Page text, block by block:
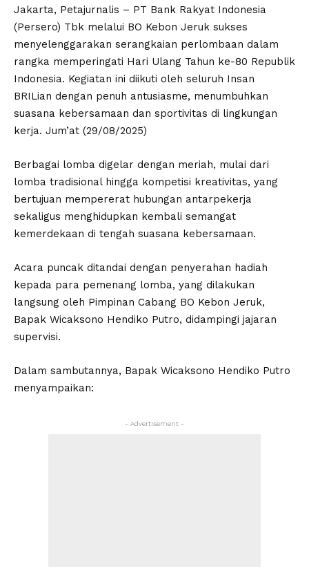
Jakarta, Petajurnalis – PT Bank Rakyat Indonesia
(Persero) Tbk melalui BO Kebon Jeruk sukses
menyelenggarakan serangkaian perlombaan dalam
rangka memperingati Hari Ulang Tahun ke-80 Republik
Indonesia. Kegiatan ini diikuti oleh seluruh Insan
BRILian dengan penuh antusiasme, menumbuhkan
suasana kebersamaan dan sportivitas di lingkungan
kerja. Jum’at (29/08/2025)
Berbagai lomba digelar dengan meriah, mulai dari
lomba tradisional hingga kompetisi kreativitas, yang
bertujuan mempererat hubungan antarpekerja
sekaligus menghidupkan kembali semangat
kemerdekaan di tengah suasana kebersamaan.
Acara puncak ditandai dengan penyerahan hadiah
kepada para pemenang lomba, yang dilakukan
langsung oleh Pimpinan Cabang BO Kebon Jeruk,
Bapak Wicaksono Hendiko Putro, didampingi jajaran
supervisi.
Dalam sambutannya, Bapak Wicaksono Hendiko Putro
menyampaikan:
- Advertisement -